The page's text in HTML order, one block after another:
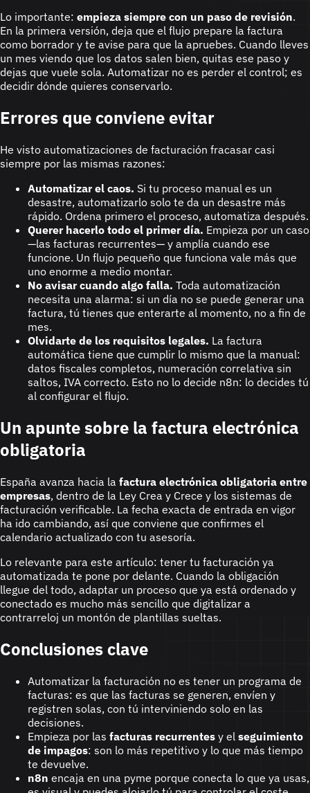
Lo importante: empieza siempre con un paso de revisión.
En la primera versión, deja que el flujo prepare la factura
como borrador y te avise para que la apruebes. Cuando lleves
un mes viendo que los datos salen bien, quitas ese paso y
dejas que vuele sola. Automatizar no es perder el control; es
decidir dónde quieres conservarlo.
Errores que conviene evitar
He visto automatizaciones de facturación fracasar casi
siempre por las mismas razones:
Automatizar el caos. Si tu proceso manual es un
desastre, automatizarlo solo te da un desastre más
rápido. Ordena primero el proceso, automatiza después.
Querer hacerlo todo el primer día. Empieza por un caso
—las facturas recurrentes— y amplía cuando ese
funcione. Un flujo pequeño que funciona vale más que
uno enorme a medio montar.
No avisar cuando algo falla. Toda automatización
necesita una alarma: si un día no se puede generar una
factura, tú tienes que enterarte al momento, no a fin de
mes.
Olvidarte de los requisitos legales. La factura
automática tiene que cumplir lo mismo que la manual:
datos fiscales completos, numeración correlativa sin
saltos, IVA correcto. Esto no lo decide n8n: lo decides tú
al configurar el flujo.
Un apunte sobre la factura electrónica
obligatoria
España avanza hacia la factura electrónica obligatoria entre
empresas, dentro de la Ley Crea y Crece y los sistemas de
facturación verificable. La fecha exacta de entrada en vigor
ha ido cambiando, así que conviene que confirmes el
calendario actualizado con tu asesoría.
Lo relevante para este artículo: tener tu facturación ya
automatizada te pone por delante. Cuando la obligación
llegue del todo, adaptar un proceso que ya está ordenado y
conectado es mucho más sencillo que digitalizar a
contrarreloj un montón de plantillas sueltas.
Conclusiones clave
Automatizar la facturación no es tener un programa de
facturas: es que las facturas se generen, envíen y
registren solas, con tú interviniendo solo en las
decisiones.
Empieza por las facturas recurrentes y el seguimiento
de impagos: son lo más repetitivo y lo que más tiempo
te devuelve.
n8n encaja en una pyme porque conecta lo que ya usas,